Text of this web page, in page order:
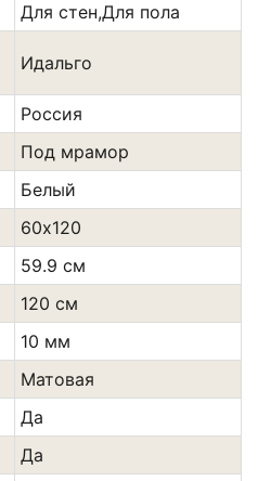
Для стен,Для пола
Идальго
Россия
Под мрамор
Белый
60х120
59.9 см
120 см
10 мм
Матовая
Да
Да